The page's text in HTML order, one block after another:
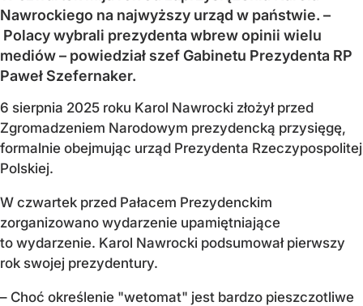
Nawrockiego na najwyższy urząd w państwie. –
Polacy wybrali prezydenta wbrew opinii wielu
mediów – powiedział szef Gabinetu Prezydenta RP
Paweł Szefernaker.
6 sierpnia 2025 roku Karol Nawrocki złożył przed
Zgromadzeniem Narodowym prezydencką przysięgę,
formalnie obejmując urząd Prezydenta Rzeczypospolitej
Polskiej.
W czwartek przed Pałacem Prezydenckim
zorganizowano wydarzenie upamiętniające
to wydarzenie. Karol Nawrocki podsumował pierwszy
rok swojej prezydentury.
– Choć określenie "wetomat" jest bardzo pieszczotliwe